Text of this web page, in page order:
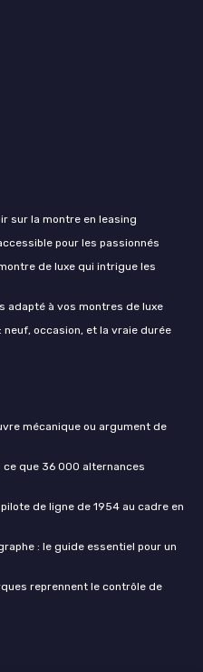
sur la montre en leasing
pour les passionnés
de luxe qui intrigue les
adapté à vos montres de luxe
neuf, occasion, et la vraie durée
mécanique ou argument de
ce que 36 000 alternances
de ligne de 1954 au cadre en
: le guide essentiel pour un
reprennent le contrôle de